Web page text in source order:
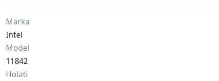
Marka
Intel
Model
11842
Holati